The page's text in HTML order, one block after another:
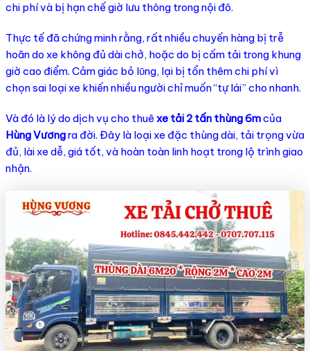
chi phí và bị hạn chế giờ lưu thông trong nội đô.
Thực tế đã chứng minh rằng, rất nhiều chuyến hàng bị trễ
hoãn do xe không đủ dài chở, hoặc do bị cấm tải trong khung
giờ cao điểm. Cảm giác bỏ lῡng, lại bị tổn thêm chi phí vì
chọn sai loại xe khiến nhiều người chỉ muốn “tự lái” cho nhanh.
Và đó là lý do dịch vụ cho thuê xe tải 2 tấn thùng 6mcủa
Hùng Vươngra đời. Đây là loại xe đặc thùng dài, tải trọng vừa
đủ, lài xe dễ, giá tốt, và hoàn toàn linh hoạt trong lộ trình giao
nhận.